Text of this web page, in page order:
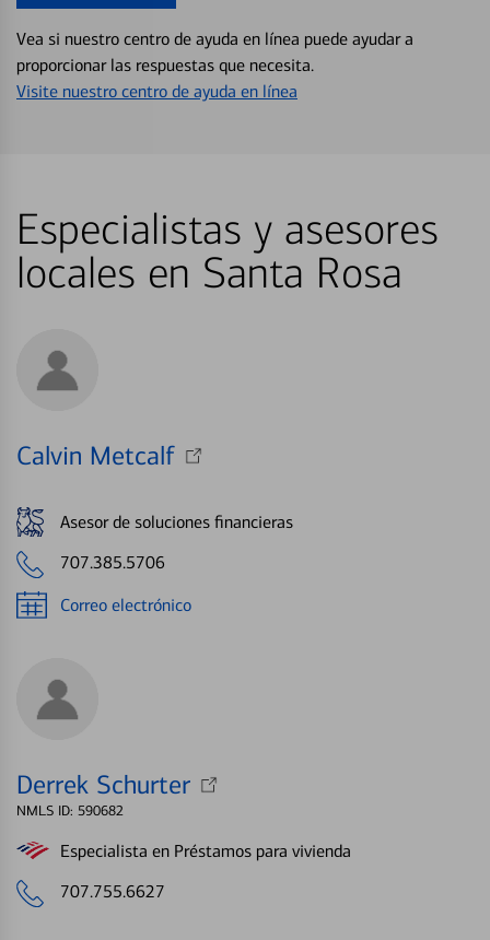
Vea si nuestro centro de ayuda en línea puede ayudar a
proporcionar las respuestas que necesita.
Visite nuestro centro de ayuda en línea
Especialistas y asesores
locales en Santa Rosa
Calvin Metcalf
Asesor de soluciones financieras
707.385.5706
Correo electrónico
Derrek Schurter
NMLS ID: 590682
Especialista en Préstamos para vivienda
707.755.6627